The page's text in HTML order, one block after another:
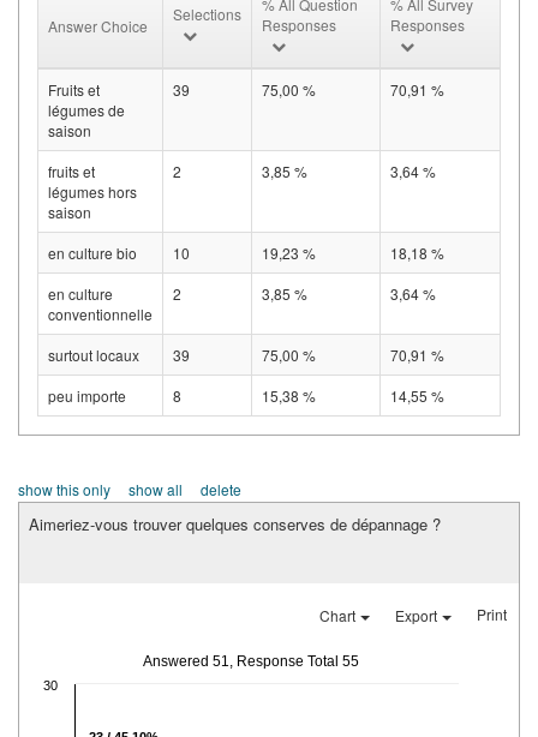
Answer Choice
Selections
% All Question
Responses
% All Survey
Responses
Fruits et
légumes de
saison
39 75,00 % 70,91 %
fruits et
légumes hors
saison
2 3,85 % 3,64 %
en culture bio 10 19,23 %
18,18 %
en culture
conventionnelle
2 3,85 % 3,64 %
surtout locaux 39 75,00 %
70,91 %
peu importe
8 15,38 % 14,55 %
show this only show all delete
Aimeriez-vous trouver quelques conserves de dépannage ?
Chart Export Print
Answered 51, Response Total 55
30